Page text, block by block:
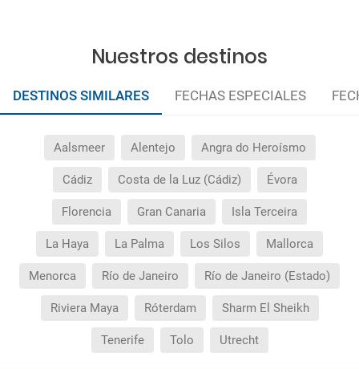
Nuestros destinos
DESTINOS SIMILARES FECHAS ESPECIALES
Aalsmeer Alentejo Angra do Heroísmo
Cádiz Costa de la Luz (Cádiz) Évora
Florencia Gran Canaria Isla Terceira
La Haya La Palma Los Silos Mallorca
Menorca Río de Janeiro Río de Janeiro (Estado)
Riviera Maya Róterdam Sharm El Sheikh
Tenerife Tolo Utrecht